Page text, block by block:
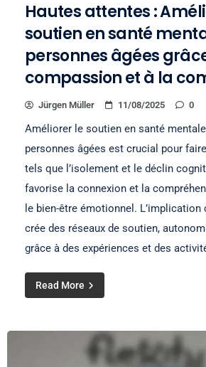
Hautes attentes :
soutien en santé
personnes âgées
compassion et à la
Jürgen Müller 11/08/2025 0
Améliorer le soutien en santé
personnes âgées est crucial pour
tels que l’isolement et le déclin
favorise la connexion et la
le bien-être émotionnel.
crée des réseaux de soutien,
grâce à des expériences et des
Read More